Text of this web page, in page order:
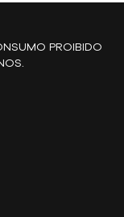
PROIBIDO